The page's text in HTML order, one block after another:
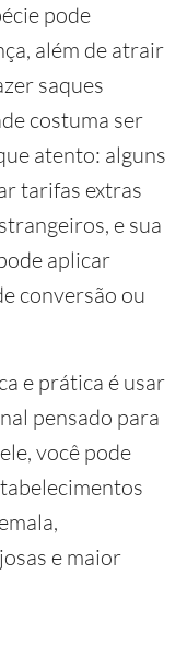
pode
além de atrair
saques
costuma ser
atento: alguns
tarifas extras
e sua
aplicar
conversão ou
e prática é usar
pensado para
você pode
e maior